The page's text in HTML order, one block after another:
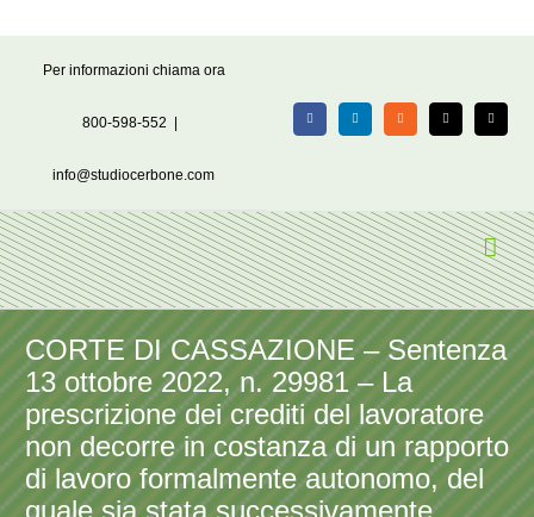
Per informazioni chiama ora
800-598-552
info@studiocerbone.com
FacebookLinkedIn Rss X Email
CORTE DI CASSAZIONE – Sentenza
13 ottobre 2022, n. 29981 – La
prescrizione dei crediti del lavoratore
non decorre in costanza di un rapporto
di lavoro formalmente autonomo, del